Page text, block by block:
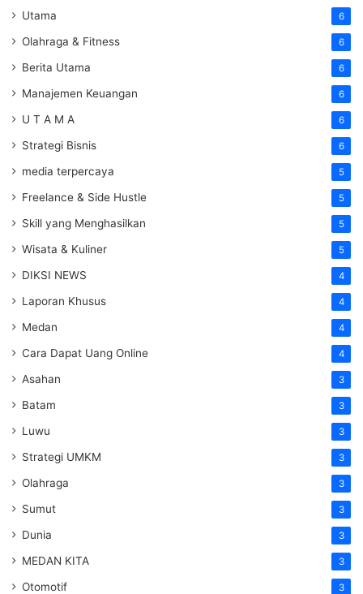
Utama 6
Olahraga & Fitness 6
Berita Utama 6
Manajemen Keuangan 6
U T A M A 6
Strategi Bisnis 6
media terpercaya 5
Freelance & Side Hustle 5
Skill yang Menghasilkan 5
Wisata & Kuliner 5
DIKSI NEWS 4
Laporan Khusus 4
Medan 4
Cara Dapat Uang Online 4
Asahan 3
Batam 3
Luwu 3
Strategi UMKM 3
Olahraga 3
Sumut 3
Dunia 3
MEDAN KITA 3
Otomotif 3